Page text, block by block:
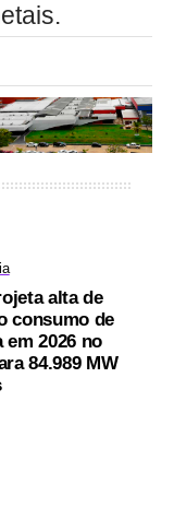
alta de
consumo de
em 2026 no
84.989 MW